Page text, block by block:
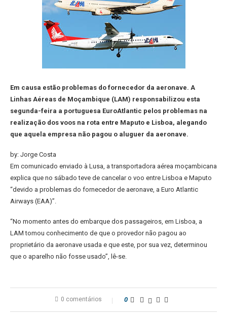
Em causa estão problemas do fornecedor da aeronave. A
Linhas Aéreas de Moçambique (LAM) responsabilizou esta
segunda-feira a portuguesa EuroAtlantic pelos problemas na
realização dos voos na rota entre Maputo e Lisboa, alegando
que aquela empresa não pagou o aluguer da aeronave.
by: Jorge Costa
Em comunicado enviado à Lusa, a transportadora aérea moçambicana
explica que no sábado teve de cancelar o voo entre Lisboa e Maputo
“devido a problemas do fornecedor de aeronave, a Euro Atlantic
Airways (EAA)”.
“No momento antes do embarque dos passageiros, em Lisboa, a
LAM tomou conhecimento de que o provedor não pagou ao
proprietário da aeronave usada e que este, por sua vez, determinou
que o aparelho não fosse usado”, lê-se.
0 comentários 0